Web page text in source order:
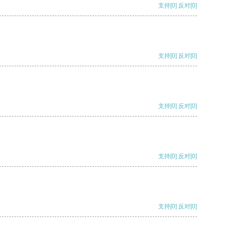
支持[0] 反对[0]
支持[0] 反对[0]
支持[0] 反对[0]
支持[0] 反对[0]
支持[0] 反对[0]